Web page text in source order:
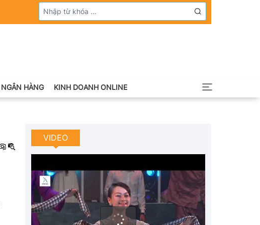
NGÂN HÀNG KINH DOANH ONLINE
VIDEO